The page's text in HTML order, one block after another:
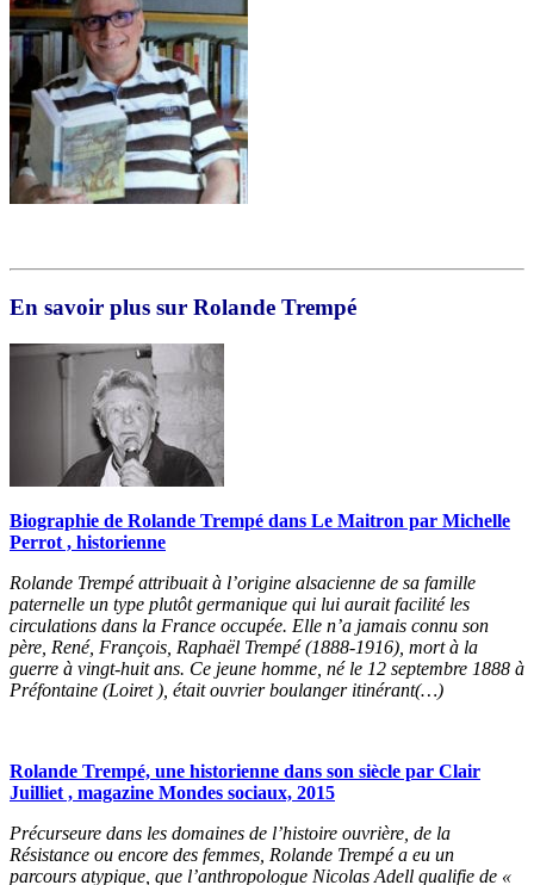
En savoir plus sur Rolande Trempé
Biographie de Rolande Trempé dans Le Maitron par Michelle
Perrot , historienne
Rolande Trempé attribuait à l’origine alsacienne de sa famille
paternelle un type plutôt germanique qui lui aurait facilité les
circulations dans la France occupée. Elle n’a jamais connu son
père, René, François, Raphaël Trempé (1888-1916), mort à la
guerre à vingt-huit ans. Ce jeune homme, né le 12 septembre 1888 à
Préfontaine (Loiret ), était ouvrier boulanger itinérant(…)
Rolande Trempé, une historienne dans son siècle par Clair
Juilliet , magazine Mondes sociaux, 2015
Précurseure dans les domaines de l’histoire ouvrière, de la
Résistance ou encore des femmes, Rolande Trempé a eu un
parcours atypique, que l’anthropologue Nicolas Adell qualifie de «